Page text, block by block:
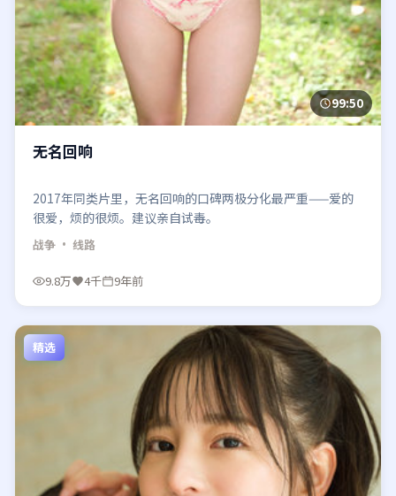
99:50
无名回响
2017年同类片里，无名回响的口碑两极分化最严重——爱的
很爱，烦的很烦。建议亲自试毒。
战争 · 线路
9.8万 4千 9年前
精选